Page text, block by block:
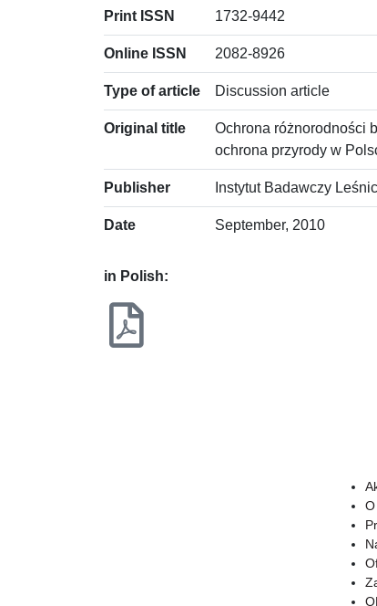
Print ISSN 1732-9442
Online ISSN 2082-8926
Type of article Discussion article
Original title
Ochrona różnorodności
ochrona przyrody w
Publisher Instytut Badawczy
Date September, 2010
in Polish: